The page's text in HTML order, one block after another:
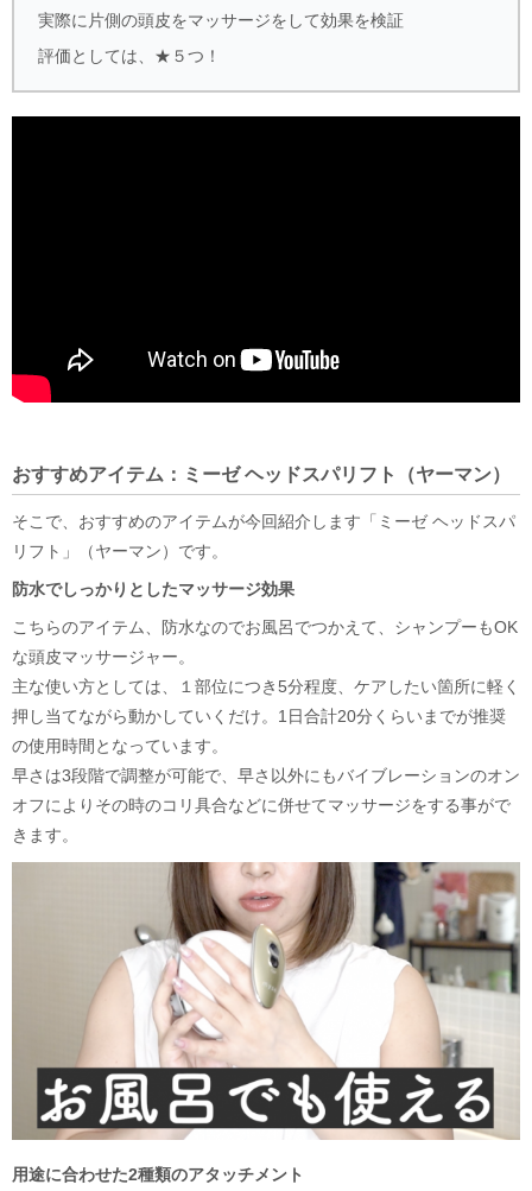
実際に片側の頭皮をマッサージをして効果を検証
評価としては、★５つ！
おすすめアイテム：ミーゼ ヘッドスパリフト（ヤーマン）
そこで、おすすめのアイテムが今回紹介します「ミーゼ ヘッドスパ
リフト」（ヤーマン）です。
防水でしっかりとしたマッサージ効果
こちらのアイテム、防水なのでお風呂でつかえて、シャンプーもOK
な頭皮マッサージャー。
主な使い方としては、１部位につき5分程度、ケアしたい箇所に軽く
押し当てながら動かしていくだけ。1日合計20分くらいまでが推奨
の使用時間となっています。
早さは3段階で調整が可能で、早さ以外にもバイブレーションのオン
オフによりその時のコリ具合などに併せてマッサージをする事がで
きます。
用途に合わせた2種類のアタッチメント